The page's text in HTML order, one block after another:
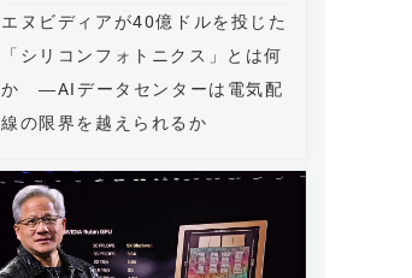
エヌビディアが40億ドルを投じた
「シリコンフォトニクス」とは何
か ―AIデータセンターは電気配
線の限界を越えられるか